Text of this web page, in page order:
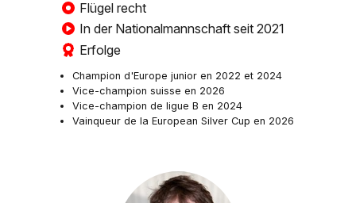
Flügel recht
In der Nationalmannschaft seit 2021
Erfolge
Champion d'Europe junior en 2022 et 2024
Vice-champion suisse en 2026
Vice-champion de ligue B en 2024
Vainqueur de la European Silver Cup en 2026